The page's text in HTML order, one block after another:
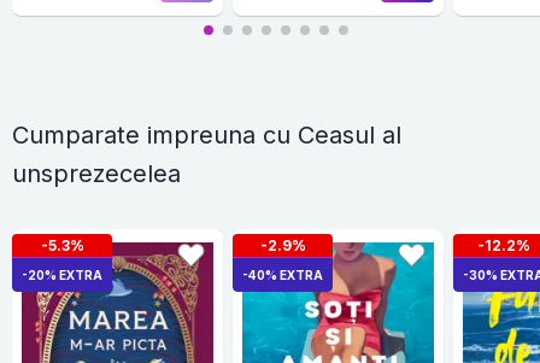
Cumparate impreuna cu Ceasul al
unsprezecelea
-5.3%
-20% EXTRA
-2.9%
-40% EXTRA
-12.2%
-30%